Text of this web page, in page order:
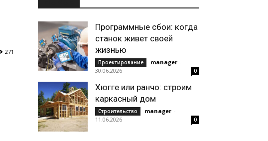
271
Программные сбои: когда
станок живет своей
жизнью
Проектирование manager -
30.06.2026
0
Хюгге или ранчо: строим
каркасный дом
Строительство manager -
11.06.2026
0